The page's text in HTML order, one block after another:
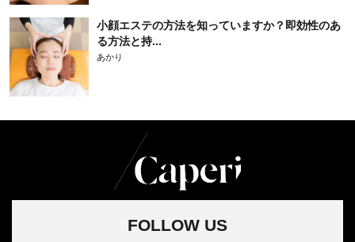
小顔エステの方法を知っていますか？即効性のあ
る方法と持...
あかり
FOLLOW US